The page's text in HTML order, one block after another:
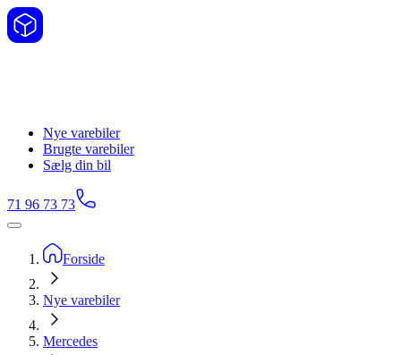
Nye varebiler
Brugte varebiler
Sælg din bil
71 96 73 73
Forside
Nye varebiler
Mercedes